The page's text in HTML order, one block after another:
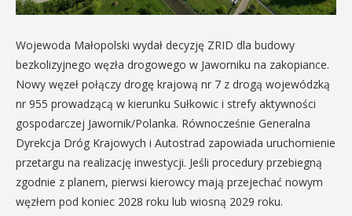
Wojewoda Małopolski wydał decyzję ZRID dla budowy
bezkolizyjnego węzła drogowego w Jaworniku na zakopiance.
Nowy węzeł połączy drogę krajową nr 7 z drogą wojewódzką
nr 955 prowadzącą w kierunku Sułkowic i strefy aktywności
gospodarczej Jawornik/Polanka. Równocześnie Generalna
Dyrekcja Dróg Krajowych i Autostrad zapowiada uruchomienie
przetargu na realizację inwestycji. Jeśli procedury przebiegną
zgodnie z planem, pierwsi kierowcy mają przejechać nowym
węzłem pod koniec 2028 roku lub wiosną 2029 roku.